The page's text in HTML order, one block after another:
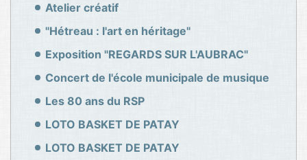
Atelier créatif
"Hétreau : l'art en héritage"
Exposition "REGARDS SUR L'AUBRAC"
Concert de l'école municipale de musique
Les 80 ans du RSP
LOTO BASKET DE PATAY
LOTO BASKET DE PATAY